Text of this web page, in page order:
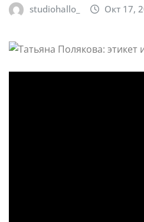
studiohallo_ Окт 17,